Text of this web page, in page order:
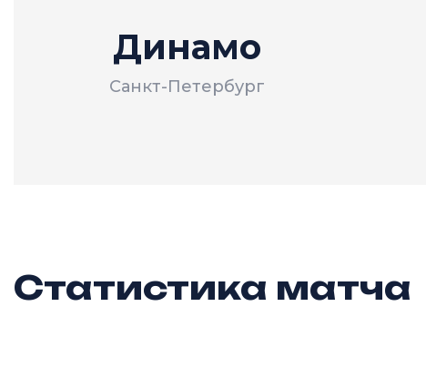
Динамо
Санкт-Петербург
Статистика матча